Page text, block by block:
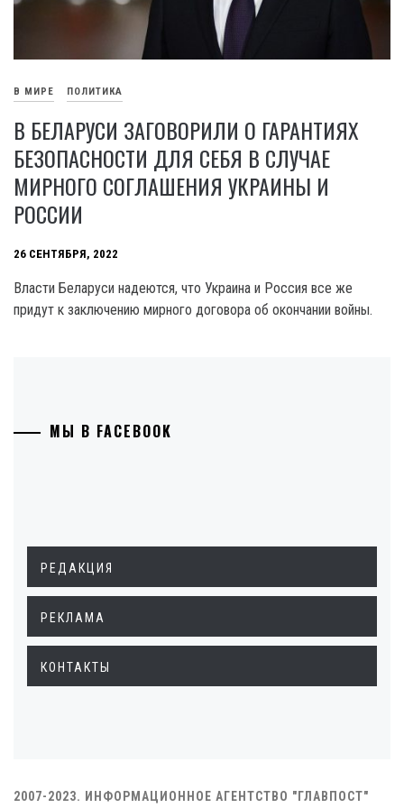
В МИРЕ ПОЛИТИКА
В БЕЛАРУСИ ЗАГОВОРИЛИ О ГАРАНТИЯХ
БЕЗОПАСНОСТИ ДЛЯ СЕБЯ В СЛУЧАЕ
МИРНОГО СОГЛАШЕНИЯ УКРАИНЫ И
РОССИИ
26 СЕНТЯБРЯ, 2022
Власти Беларуси надеются, что Украина и Россия все же
придут к заключению мирного договора об окончании войны.
МЫ В FACEBOOK
РЕДАКЦИЯ
РЕКЛАМА
КОНТАКТЫ
2007-2023. ИНФОРМАЦИОННОЕ АГЕНТСТВО "ГЛАВПОСТ"